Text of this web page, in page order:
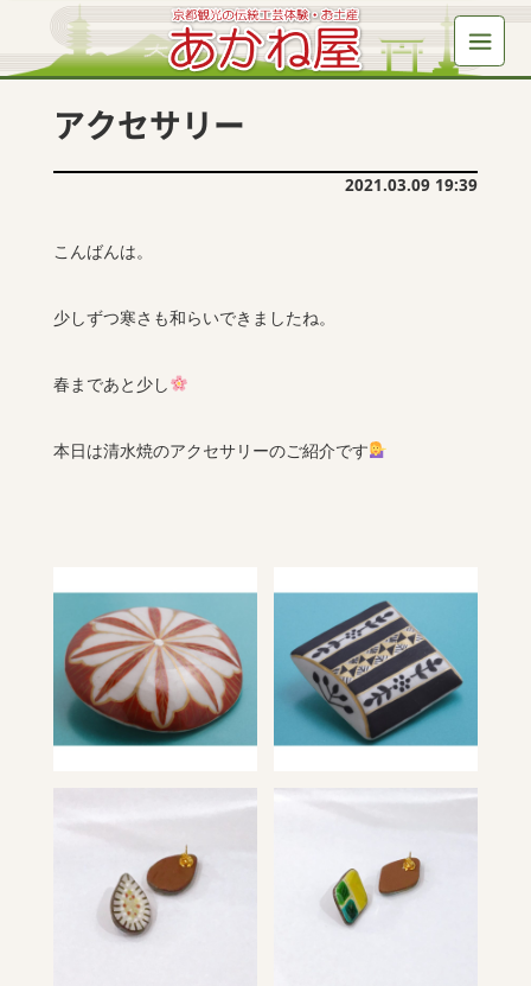
アクセサリー
2021.03.09 19:39
こんばんは。
少しずつ寒さも和らいできましたね。
春まであと少し
本日は清水焼のアクセサリーのご紹介です